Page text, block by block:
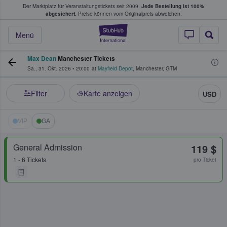
Der Marktplatz für Veranstaltungstickets seit 2009. Jede Bestellung ist 100%
abgesichert. Preise können vom Originalpreis abweichen.
StubHub - Wo
Menü
Tickets kaufen & verkaufen
Max DeanManchester Tickets
Sa., 31. Okt. 2026 • 20:00 at Mayfield Depot, Manchester, GTM
Filter Karte anzeigen USD
VIP GA
General Admission
1 - 6 Tickets
119 $
pro Ticket